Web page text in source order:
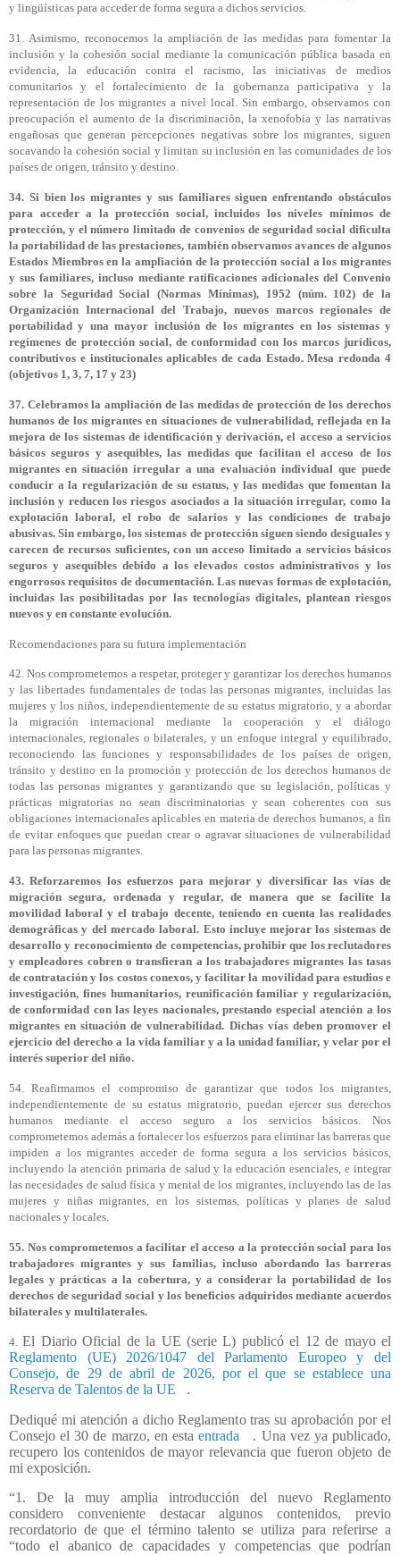
y lingüísticas para acceder de forma segura a dichos servicios.
31. Asimismo, reconocemos la ampliación de las medidas para fomentar la
inclusión y la cohesión social mediante la comunicación pública basada en
evidencia, la educación contra el racismo, las iniciativas de medios
comunitarios y el fortalecimiento de la gobernanza participativa y la
representación de los migrantes a nivel local. Sin embargo, observamos con
preocupación el aumento de la discriminación, la xenofobia y las narrativas
engañosas que generan percepciones negativas sobre los migrantes, siguen
socavando la cohesión social y limitan su inclusión en las comunidades de los
países de origen, tránsito y destino.
34. Si bien los migrantes y sus familiares siguen enfrentando obstáculos
para acceder a la protección social, incluidos los niveles mínimos de
protección, y el número limitado de convenios de seguridad social dificulta
la portabilidad de las prestaciones, también observamos avances de algunos
Estados Miembros en la ampliación de la protección social a los migrantes
y sus familiares, incluso mediante ratificaciones adicionales del Convenio
sobre la Seguridad Social (Normas Mínimas), 1952 (núm. 102) de la
Organización Internacional del Trabajo, nuevos marcos regionales de
portabilidad y una mayor inclusión de los migrantes en los sistemas y
regímenes de protección social, de conformidad con los marcos jurídicos,
contributivos e institucionales aplicables de cada Estado. Mesa redonda 4
(objetivos 1, 3, 7, 17 y 23)
37. Celebramos la ampliación de las medidas de protección de los derechos
humanos de los migrantes en situaciones de vulnerabilidad, reflejada en la
mejora de los sistemas de identificación y derivación, el acceso a servicios
básicos seguros y asequibles, las medidas que facilitan el acceso de los
migrantes en situación irregular a una evaluación individual que puede
conducir a la regularización de su estatus, y las medidas que fomentan la
inclusión y reducen los riesgos asociados a la situación irregular, como la
explotación laboral, el robo de salarios y las condiciones de trabajo
abusivas. Sin embargo, los sistemas de protección siguen siendo desiguales y
carecen de recursos suficientes, con un acceso limitado a servicios básicos
seguros y asequibles debido a los elevados costos administrativos y los
engorrosos requisitos de documentación. Las nuevas formas de explotación,
incluidas las posibilitadas por las tecnologías digitales, plantean riesgos
nuevos y en constante evolución.
Recomendaciones para su futura implementación
42. Nos comprometemos a respetar, proteger y garantizar los derechos humanos
y las libertades fundamentales de todas las personas migrantes, incluidas las
mujeres y los niños, independientemente de su estatus migratorio, y a abordar
la migración internacional mediante la cooperación y el diálogo
internacionales, regionales o bilaterales, y un enfoque integral y equilibrado,
reconociendo las funciones y responsabilidades de los países de origen,
tránsito y destino en la promoción y protección de los derechos humanos de
todas las personas migrantes y garantizando que su legislación, políticas y
prácticas migratorias no sean discriminatorias y sean coherentes con sus
obligaciones internacionales aplicables en materia de derechos humanos, a fin
de evitar enfoques que puedan crear o agravar situaciones de vulnerabilidad
para las personas migrantes.
43. Reforzaremos los esfuerzos para mejorar y diversificar las vías de
migración segura, ordenada y regular, de manera que se facilite la
movilidad laboral y el trabajo decente, teniendo en cuenta las realidades
demográficas y del mercado laboral. Esto incluye mejorar los sistemas de
desarrollo y reconocimiento de competencias, prohibir que los reclutadores
y empleadores cobren o transfieran a los trabajadores migrantes las tasas
de contratación y los costos conexos, y facilitar la movilidad para estudios e
investigación, fines humanitarios, reunificación familiar y regularización,
de conformidad con las leyes nacionales, prestando especial atención a los
migrantes en situación de vulnerabilidad. Dichas vías deben promover el
ejercicio del derecho a la vida familiar y a la unidad familiar, y velar por el
interés superior del niño.
54. Reafirmamos el compromiso de garantizar que todos los migrantes,
independientemente de su estatus migratorio, puedan ejercer sus derechos
humanos mediante el acceso seguro a los servicios básicos. Nos
comprometemos además a fortalecer los esfuerzos para eliminar las barreras que
impiden a los migrantes acceder de forma segura a los servicios básicos,
incluyendo la atención primaria de salud y la educación esenciales, e integrar
las necesidades de salud física y mental de los migrantes, incluyendo las de las
mujeres y niñas migrantes, en los sistemas, políticas y planes de salud
nacionales y locales.
55. Nos comprometemos a facilitar el acceso a la protección social para los
trabajadores migrantes y sus familias, incluso abordando las barreras
legales y prácticas a la cobertura, y a considerar la portabilidad de los
derechos de seguridad social y los beneficios adquiridos mediante acuerdos
bilaterales y multilaterales.
4.El Diario Oficial de la UE (serie L) publicó el 12 de mayo el
Reglamento (UE) 2026/1047 del Parlamento Europeo y del
Consejo, de 29 de abril de 2026, por el que se establece una
Reserva de Talentos de la UE
.
Dediqué mi atención a dicho Reglamento tras su aprobación por el
Consejo el 30 de marzo, en esta entrada
. Una vez ya publicado,
recupero los contenidos de mayor relevancia que fueron objeto de
mi exposición.
“1. De la muy amplia introducción del nuevo Reglamento
considero conveniente destacar algunos contenidos, previo
recordatorio de que el término talento se utiliza para referirse a
“todo el abanico de capacidades y competencias que podrían